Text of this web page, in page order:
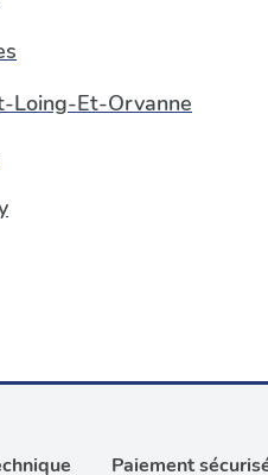
Loing-Et-Orvanne
Paiement